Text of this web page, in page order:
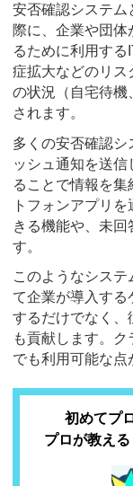
安否確認システム
際に、企業や団体
るために利用す
症拡大などのリス
の状況（自宅待機
されます。
多くの安否確認
ッシュ通知を送
ることで情報を
トフォンアプリ
きる機能や、未回
す。
このようなシス
て企業が導入する
するだけでなく、
も貢献します。
でも利用可能な点
初めてプ
プロが教え